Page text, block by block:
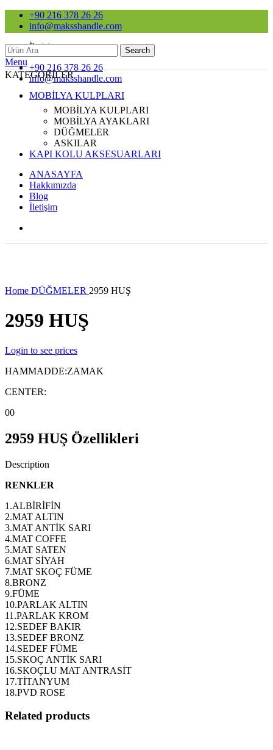
+90 216 378 26 26
info@maksshandle.com
İletişim
+90 216 378 26 26
info@maksshandle.com
Search
Menu
KATEGORİLER
MOBİLYA KULPLARI
MOBİLYA KULPLARI
MOBİLYA AYAKLARI
DÜĞMELER
ASKILAR
KAPI KOLU AKSESUARLARI
ANASAYFA
Hakkımızda
Blog
İletişim
Home DÜĞMELER 2959 HUŞ
2959 HUŞ
Login to see prices
HAMMADDE:ZAMAK
CENTER:
00
2959 HUŞ Özellikleri
Description
RENKLER
1.ALBİRİFİN
2.MAT ALTIN
3.MAT ANTİK SARI
4.MAT COFFE
5.MAT SATEN
6.MAT SİYAH
7.MAT SKOÇ FÜME
8.BRONZ
9.FÜME
10.PARLAK ALTIN
11.PARLAK KROM
12.SEDEF BAKIR
13.SEDEF BRONZ
14.SEDEF FÜME
15.SKOÇ ANTİK SARI
16.SKOÇLU MAT ANTRASİT
17.TİTANYUM
18.PVD ROSE
Related products